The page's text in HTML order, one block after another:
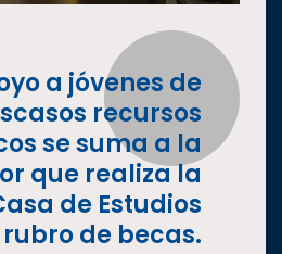
a jóvenes de
recursos
se suma a la
que realiza la
de Estudios
de becas.